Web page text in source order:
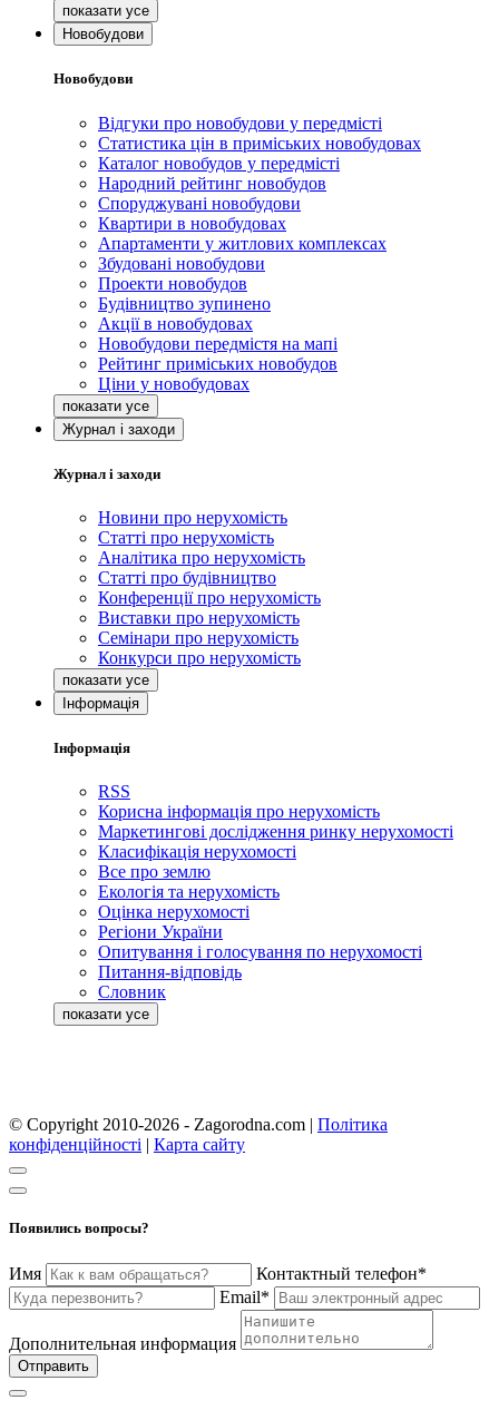
Новобудови
Новобудови
Відгуки про новобудови у передмісті
Статистика цін в приміських новобудовах
Каталог новобудов у передмісті
Народний рейтинг новобудов
Споруджувані новобудови
Квартири в новобудовах
Апартаменти у житлових комплексах
Збудовані новобудови
Проекти новобудов
Будівництво зупинено
Акції в новобудовах
Новобудови передмістя на мапі
Рейтинг приміських новобудов
Ціни у новобудовах
Журнал і заходи
Журнал і заходи
Новини про нерухомість
Статті про нерухомість
Аналітика про нерухомість
Статті про будівництво
Конференції про нерухомість
Виставки про нерухомість
Семінари про нерухомість
Конкурси про нерухомість
Інформація
Інформація
RSS
Корисна інформація про нерухомість
Маркетингові дослідження ринку нерухомості
Класифікація нерухомості
Все про землю
Екологія та нерухомість
Оцінка нерухомості
Регіони України
Опитування і голосування по нерухомості
Питання-відповідь
Словник
© Copyright 2010-2026 - Zagorodna.com | Політика
конфіденційності | Карта сайту
Появились вопросы?
Имя
Контактный телефон*
Email*
Дополнительная информация
Отправить